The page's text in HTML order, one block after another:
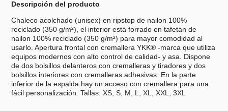
Descripción del producto
Chaleco acolchado (unisex) en ripstop de nailon 100%
reciclado (350 g/m²), el interior está forrado en tafetán de
nailon 100% reciclado (350 g/m²) para mayor comodidad al
usarlo. Apertura frontal con cremallera YKK® -marca que utiliza
equipos modernos con alto control de calidad- y asa. Dispone
de dos bolsillos delanteros con cremalleras y tiradores y dos
bolsillos interiores con cremalleras adhesivas. En la parte
inferior de la espalda hay un acceso con cremallera para una
fácil personalización. Tallas: XS, S, M, L, XL, XXL, 3XL